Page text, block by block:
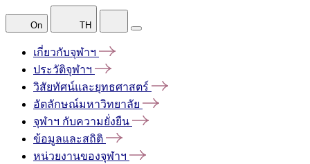
On TH
เกี่ยวกับจุฬาฯ
ประวัติจุฬาฯ
วิสัยทัศน์และยุทธศาสตร์
อัตลักษณ์มหาวิทยาลัย
จุฬาฯ กับความยั่งยืน
ข้อมูลและสถิติ
หน่วยงานของจุฬาฯ